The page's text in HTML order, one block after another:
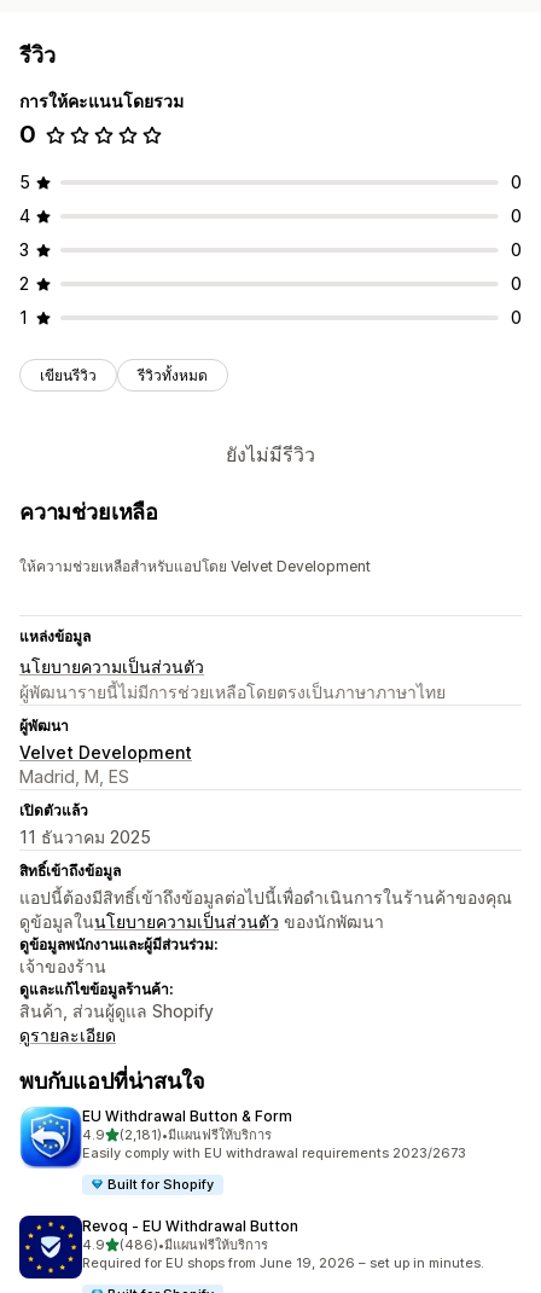
รีวิว
การให้คะแนนโดยรวม
0
5
0
4
0
3
0
2
0
1
0
เขียนรีวิว รีวิวทั้งหมด
ยังไม่มีรีวิว
ความช่วยเหลือ
ให้ความช่วยเหลือสำหรับแอปโดย Velvet Development
แหล่งข้อมูล
นโยบายความเป็นส่วนตัว
ผู้พัฒนารายนี้ไม่มีการช่วยเหลือโดยตรงเป็นภาษาภาษาไทย
ผู้พัฒนา
Velvet Development
Madrid, M, ES
เปิดตัวแล้ว
11 ธันวาคม 2025
สิทธิ์เข้าถึงข้อมูล
แอปนี้ต้องมีสิทธิ์เข้าถึงข้อมูลต่อไปนี้เพื่อดำเนินการในร้านค้าของคุณ
ดูข้อมูลในนโยบายความเป็นส่วนตัว ของนักพัฒนา
ดูข้อมูลพนักงานและผู้มีส่วนร่วม:
เจ้าของร้าน
ดูและแก้ไขข้อมูลร้านค้า:
สินค้า, ส่วนผู้ดูแล Shopify
ดูรายละเอียด
พบกับแอปที่น่าสนใจ
EU Withdrawal Button & Form
4.9เต็ม 5 ดาว
(2,181)
ทั้งหมด 2181 รีวิว
•มีแผนฟรีให้บริการ
Easily comply with EU withdrawal requirements 2023/2673
Built for Shopify
Revoq ‑ EU Withdrawal Button
4.9เต็ม 5 ดาว
(486)
ทั้งหมด 486 รีวิว
•มีแผนฟรีให้บริการ
Required for EU shops from June 19, 2026 – set up in minutes.